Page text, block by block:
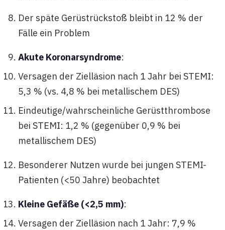
Der späte Gerüstrückstoß bleibt in 12 % der
Fälle ein Problem
Akute Koronarsyndrome:
Versagen der Zielläsion nach 1 Jahr bei STEMI:
5,3 % (vs. 4,8 % bei metallischem DES)
Eindeutige/wahrscheinliche Gerüstthrombose
bei STEMI: 1,2 % (gegenüber 0,9 % bei
metallischem DES)
Besonderer Nutzen wurde bei jungen STEMI-
Patienten (<50 Jahre) beobachtet
Kleine Gefäße (<2,5 mm):
Versagen der Zielläsion nach 1 Jahr: 7,9 %